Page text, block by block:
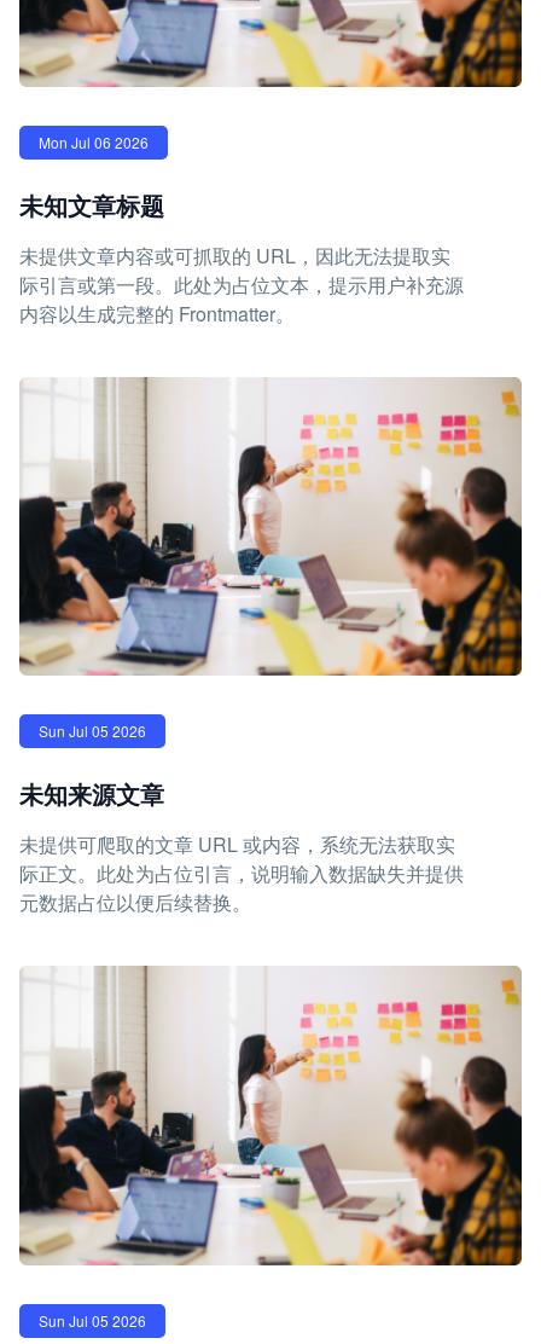
Mon Jul 06 2026
未知文章标题
未提供文章内容或可抓取的 URL，因此无法提取实
际引言或第一段。此处为占位文本，提示用户补充源
内容以生成完整的 Frontmatter。
Sun Jul 05 2026
未知来源文章
未提供可爬取的文章 URL 或内容，系统无法获取实
际正文。此处为占位引言，说明输入数据缺失并提供
元数据占位以便后续替换。
Sun Jul 05 2026